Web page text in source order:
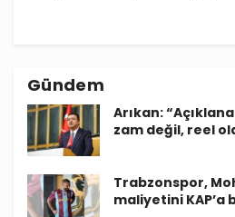
Gündem
Arıkan:
zam değil, reel
Trabzonspor,
maliyetini KAP’a